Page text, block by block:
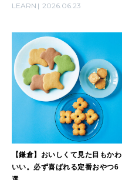
まとめ
LEARN 2026.06.23
【鎌倉】おいしくて見た目もかわ
いい。必ず喜ばれる定番おやつ6